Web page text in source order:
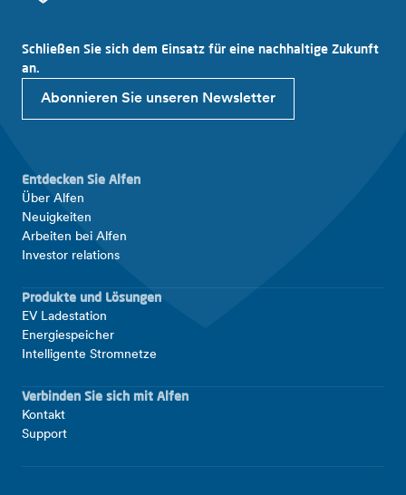
Schließen Sie sich dem Einsatz für eine nachhaltige Zukunft
an.
Abonnieren Sie unseren Newsletter
Entdecken Sie Alfen
Über Alfen
Neuigkeiten
Arbeiten bei Alfen
Investor relations
Produkte und Lösungen
EV Ladestation
Energiespeicher
Intelligente Stromnetze
Verbinden Sie sich mit Alfen
Kontakt
Support